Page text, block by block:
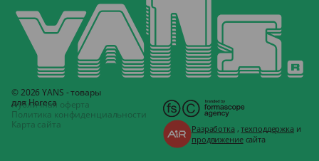
© 2026 YANS - товары
для Horeca
Публичная оферта
Политика конфиденциальности
Карта сайта
Разработка,техподдержка и
продвижениесайта